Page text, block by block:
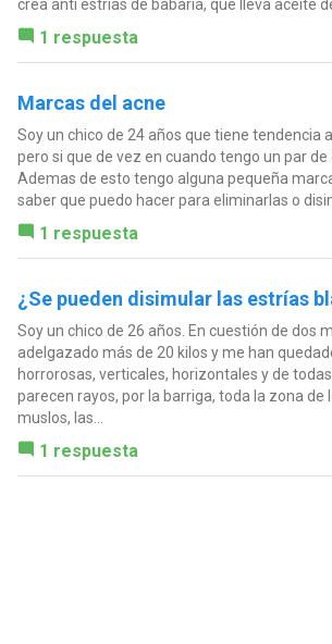
crea anti estrías de babaria, que lleva aceite de
1 respuesta
Marcas del acne
Soy un chico de 24 años que tiene tendencia
pero si que de vez en cuando tengo un par de
Ademas de esto tengo alguna pequeña
saber que puedo hacer para eliminarlas o
1 respuesta
¿Se pueden disimular las estrías
Soy un chico de 26 años. En cuestión de dos
adelgazado más de 20 kilos y me han
horrorosas, verticales, horizontales y de
parecen rayos, por la barriga, toda la zona de
muslos, las...
1 respuesta